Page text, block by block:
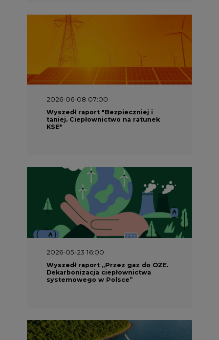
2026-06-08 07:00
Wyszedł raport "Bezpieczniej i
taniej. Ciepłownictwo na ratunek
KSE"
2026-05-23 16:00
Wyszedł raport „Przez gaz do OZE.
Dekarbonizacja ciepłownictwa
systemowego w Polsce”